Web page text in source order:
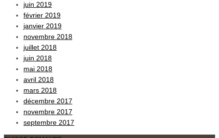
juin 2019
février 2019
janvier 2019
novembre 2018
juillet 2018
juin 2018
mai 2018
avril 2018
mars 2018
décembre 2017
novembre 2017
septembre 2017